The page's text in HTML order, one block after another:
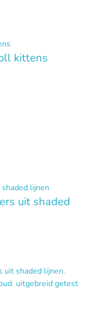
kittens
uit shaded
uit shaded lijnen.
uitgebreid getest